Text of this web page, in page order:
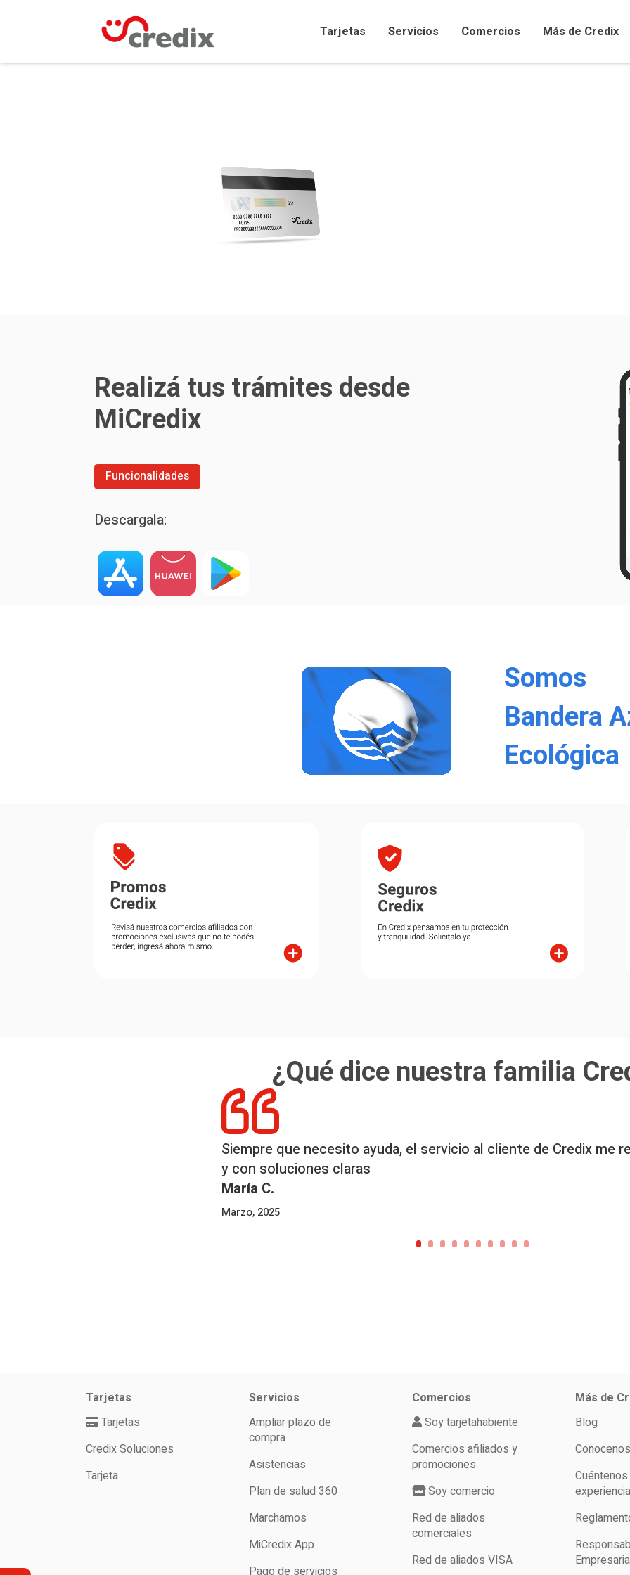
Tarjetas Servicios Comercios Más de Credix
Realizá tus trámites desde
MiCredix
Funcionalidades
Descargala:
Somos
Bandera
Ecológica
¿Qué dice nuestra familia
Siempre que necesito ayuda, el servicio al cliente de Credix me
y con soluciones claras
María C.
Marzo, 2025
Tarjetas
Tarjetas
Credix Soluciones
Tarjeta
Servicios
Ampliar plazo de
compra
Asistencias
Plan de salud 360
Marchamos
MiCredix App
Comercios
Soy tarjetahabiente
Comercios afiliados y
promociones
Soy comercio
Red de aliados
comerciales
Red de aliados VISA
Más de
Blog
Conocenos
experiencia